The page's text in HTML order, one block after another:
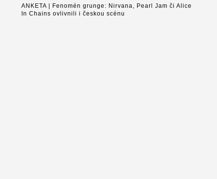
ANKETA | Fenomén grunge: Nirvana, Pearl Jam či Alice
In Chains ovlivnili i českou scénu